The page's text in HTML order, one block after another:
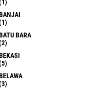
BARA